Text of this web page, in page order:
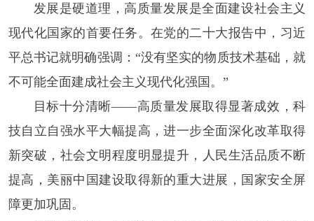
发展是硬道理，高质量发展是全面建设社会主义
现代化国家的首要任务。在党的二十大报告中，习近
平总书记就明确强调：“没有坚实的物质技术基础，就
不可能全面建成社会主义现代化强国。”
目标十分清晰——高质量发展取得显著成效，科
技自立自强水平大幅提高，进一步全面深化改革取得
新突破，社会文明程度明显提升，人民生活品质不断
提高，美丽中国建设取得新的重大进展，国家安全屏
障更加巩固。